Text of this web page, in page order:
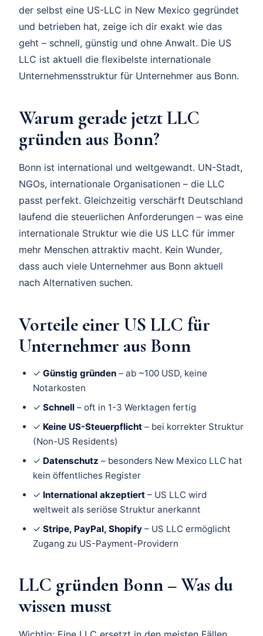
der selbst eine US-LLC in New Mexico gegründet
und betrieben hat, zeige ich dir exakt wie das
geht – schnell, günstig und ohne Anwalt. Die US
LLC ist aktuell die flexibelste internationale
Unternehmensstruktur für Unternehmer aus Bonn.
Warum gerade jetzt LLC
gründen aus Bonn?
Bonn ist international und weltgewandt. UN-Stadt,
NGOs, internationale Organisationen – die LLC
passt perfekt. Gleichzeitig verschärft Deutschland
laufend die steuerlichen Anforderungen – was eine
internationale Struktur wie die US LLC für immer
mehr Menschen attraktiv macht. Kein Wunder,
dass auch viele Unternehmer aus Bonn aktuell
nach Alternativen suchen.
Vorteile einer US LLC für
Unternehmer aus Bonn
✓ Günstig gründen – ab ~100 USD, keine
Notarkosten
✓ Schnell – oft in 1-3 Werktagen fertig
✓ Keine US-Steuerpflicht – bei korrekter Struktur
(Non-US Residents)
✓ Datenschutz – besonders New Mexico LLC hat
kein öffentliches Register
✓ International akzeptiert – US LLC wird
weltweit als seriöse Struktur anerkannt
✓ Stripe, PayPal, Shopify – US LLC ermöglicht
Zugang zu US-Payment-Providern
LLC gründen Bonn – Was du
wissen musst